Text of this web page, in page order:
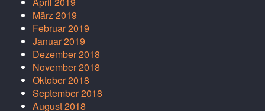
März 2019
Februar 2019
Januar 2019
Dezember 2018
November 2018
Oktober 2018
September 2018
August 2018